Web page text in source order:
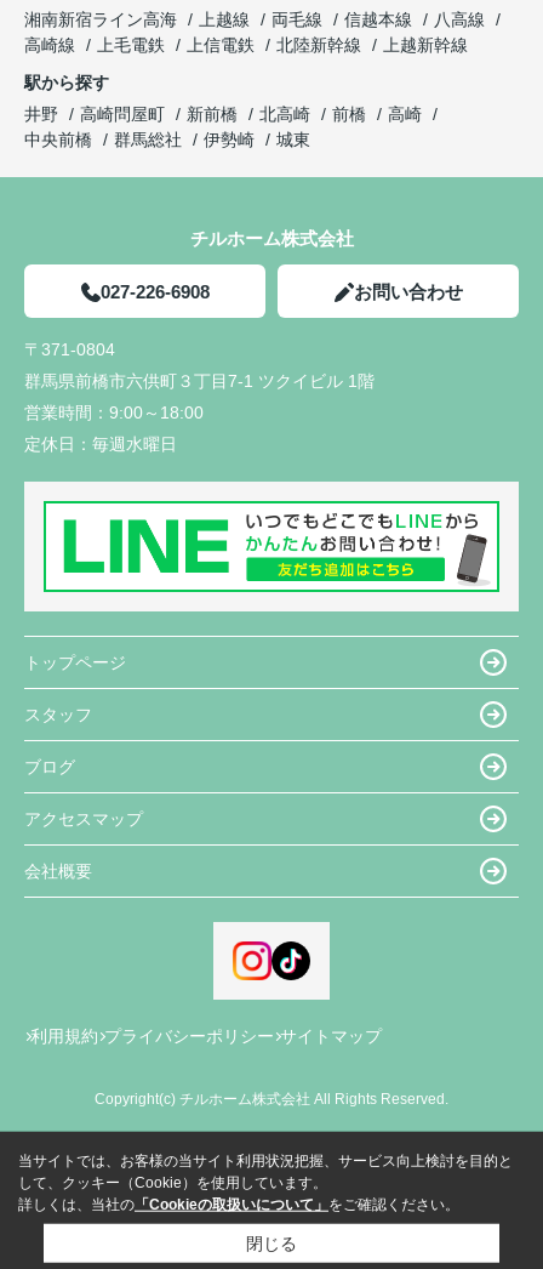
湘南新宿ライン高海
上越線 両毛線 信越本線
八高線
高崎線
上毛電鉄 上信電鉄 北陸新幹線
上越新幹線
駅から探す
井野
高崎問屋町 新前橋 北高崎 前橋
高崎
中央前橋
群馬総社 伊勢崎 城東
チルホーム株式会社
027-226-6908 お問い合わせ
〒371-0804
群馬県前橋市六供町３丁目7-1 ツクイビル 1階
営業時間： 9:00～18:00
定休日： 毎週水曜日
トップページ
スタッフ
ブログ
アクセスマップ
会社概要
利用規約 プライバシーポリシー サイトマップ
Copyright(c) チルホーム株式会社 All Rights Reserved.
当サイトでは、お客様の当サイト利用状況把握、サービス向上検討を目的と
して、クッキー（Cookie）を使用しています。
詳しくは、当社の 「Cookieの取扱いについて」 をご確認ください。
閉じる